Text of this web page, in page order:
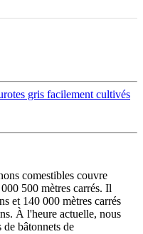
gris facilement cultivés
comestibles couvre
500 mètres carrés. Il
et 140 000 mètres carrés
À l'heure actuelle, nous
bâtonnets de